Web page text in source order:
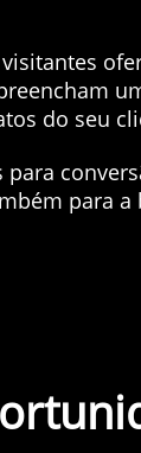
do seu
para
para a